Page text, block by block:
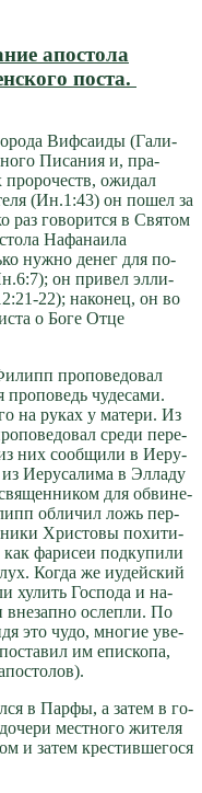
апостола
поста.
Виф­са­и­ды (Га­ли­
Пи­са­ния и, пра­
про­ро­честв, ожи­дал
(Ин.1:43) он по­шел за
го­во­рит­ся в Свя­том
На­фа­наи­ла
нуж­но де­нег для по­
он при­вел эл­ли­
22); на­ко­нец, он во
о Бо­ге От­це
про­по­ве­до­вал
чу­де­са­ми.
на ру­ках у ма­те­ри. Из
сре­ди пе­ре­
них со­об­щи­ли в Иеру­
Иеру­са­ли­ма в Эл­ла­ду
для об­ви­не­
об­ли­чил ложь пер­
Хри­сто­вы по­хи­ти­
как фа­ри­сеи под­ку­пи­ли
Ко­гда же иудей­ский
ху­лить Гос­по­да и на­
вне­зап­но ослеп­ли. По
это чу­до, мно­гие уве­
им епи­ско­па,
в Пар­фы, а за­тем в го­
мест­но­го жи­те­ля
и за­тем кре­стив­ше­го­ся